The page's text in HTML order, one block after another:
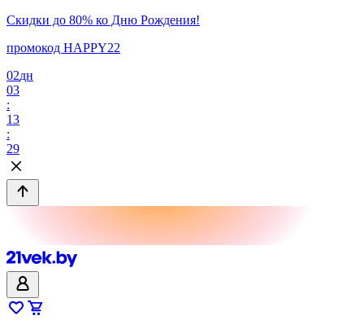
Скидки до 80% ко Дню Рождения!
промокод HAPPY22
02дн
03
:
13
:
29